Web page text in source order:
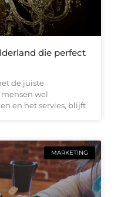
die perfect
de juiste
wel
en het servies, blijft
MARKETING